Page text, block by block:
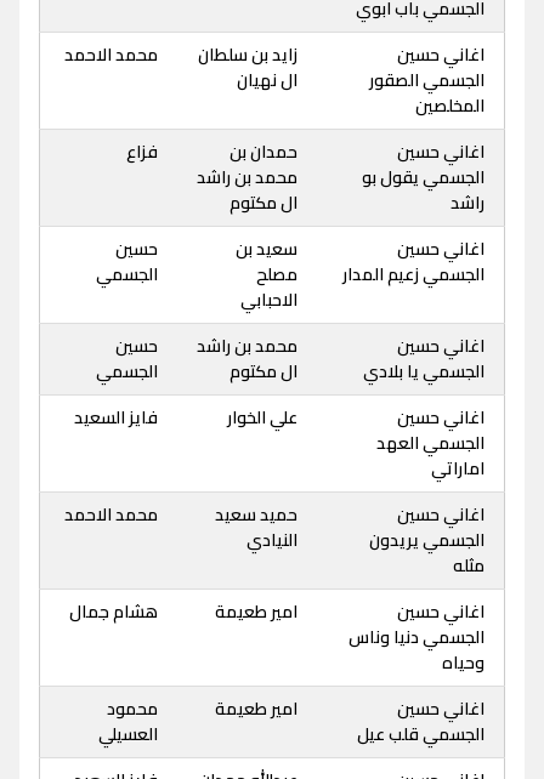
الجسمي باب ابوي
اغاني حسين
الجسمي الصقور
المخلصين
زايد بن سلطان
ال نهيان
محمد الاحمد
اغاني حسين
الجسمي يقول بو
راشد
حمدان بن
محمد بن راشد
ال مكتوم
فزاع
اغاني حسين
الجسمي زعيم المدار
سعيد بن
مصلح
الاحبابي
حسين
الجسمي
اغاني حسين
الجسمي يا بلادي
محمد بن راشد
ال مكتوم
حسين
الجسمي
اغاني حسين
الجسمي العهد
اماراتي
علي الخوار فايز السعيد
اغاني حسين
الجسمي يريدون
مثله
حميد سعيد
النيادي
محمد الاحمد
اغاني حسين
الجسمي دنيا وناس
وحياه
امير طعيمة هشام جمال
اغاني حسين
الجسمي قلب عيل
امير طعيمة
محمود
العسيلي